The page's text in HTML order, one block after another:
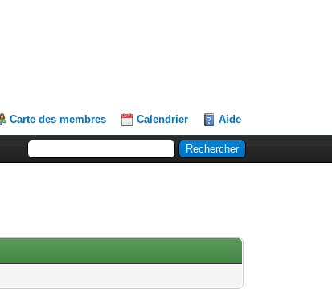
Carte des membres Calendrier Aide